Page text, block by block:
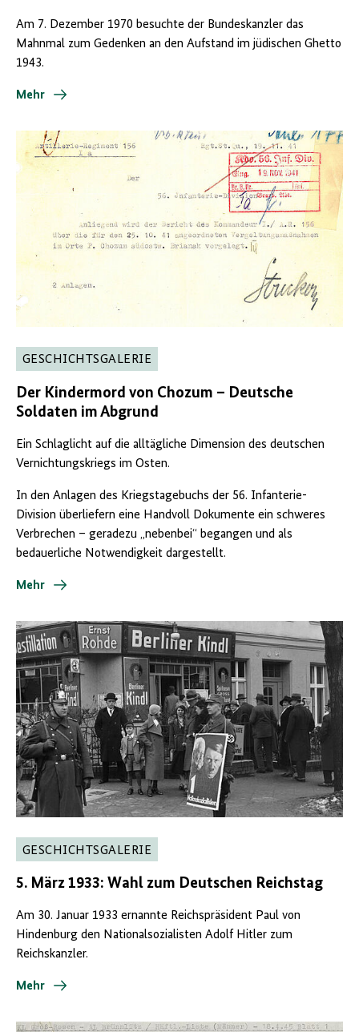
Am 7. Dezember 1970 besuchte der Bundeskanzler das
Mahnmal zum Gedenken an den Aufstand im jüdischen Ghetto
1943.
Mehr
GESCHICHTSGALERIE
Der Kindermord von Chozum – Deutsche
Soldaten im Abgrund
Ein Schlaglicht auf die alltägliche Dimension des deutschen
Vernichtungskriegs im Osten.
In den Anlagen des Kriegstagebuchs der 56. Infanterie-
Division überliefern eine Handvoll Dokumente ein schweres
Verbrechen – geradezu „nebenbei“ begangen und als
bedauerliche Notwendigkeit dargestellt.
Mehr
GESCHICHTSGALERIE
5. März 1933: Wahl zum Deutschen Reichstag
Am 30. Januar 1933 ernannte Reichspräsident Paul von
Hindenburg den Nationalsozialisten Adolf Hitler zum
Reichskanzler.
Mehr